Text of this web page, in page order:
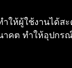
ให้ผู้ใช้งานได้ส
าคต ทำให้อุปกร